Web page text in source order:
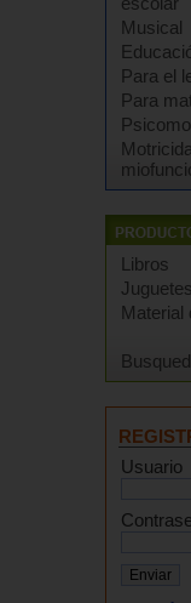
Musical
Para el
Para
Libros
Material
Usuario